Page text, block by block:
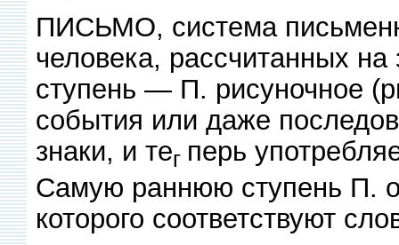
ПИСЬМО, система
человека, рассчитанных на
ступень — П. рисуночное
события или даже
знаки, и тег перь
Самую раннюю ступень П.
которого соответствуют